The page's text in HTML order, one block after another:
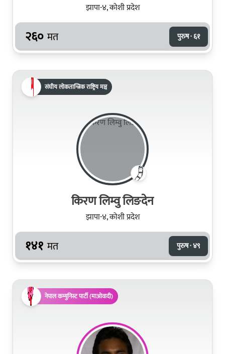
झापा-४, कोशी प्रदेश
२६० मत पुरुष · ६१
संघीय लोकतान्त्रिक राष्ट्रिय मञ्च
किरण लिम्वु लिङदेन
झापा-४, कोशी प्रदेश
१४१ मत पुरुष · ४९
नेपाल कम्युनिस्ट पार्टी (माओवादी)